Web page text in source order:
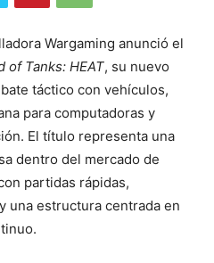
Wargaming anunció el
of Tanks: HEAT, su nuevo
táctico con vehículos,
para computadoras y
El título representa una
dentro del mercado de
partidas rápidas,
una estructura centrada en